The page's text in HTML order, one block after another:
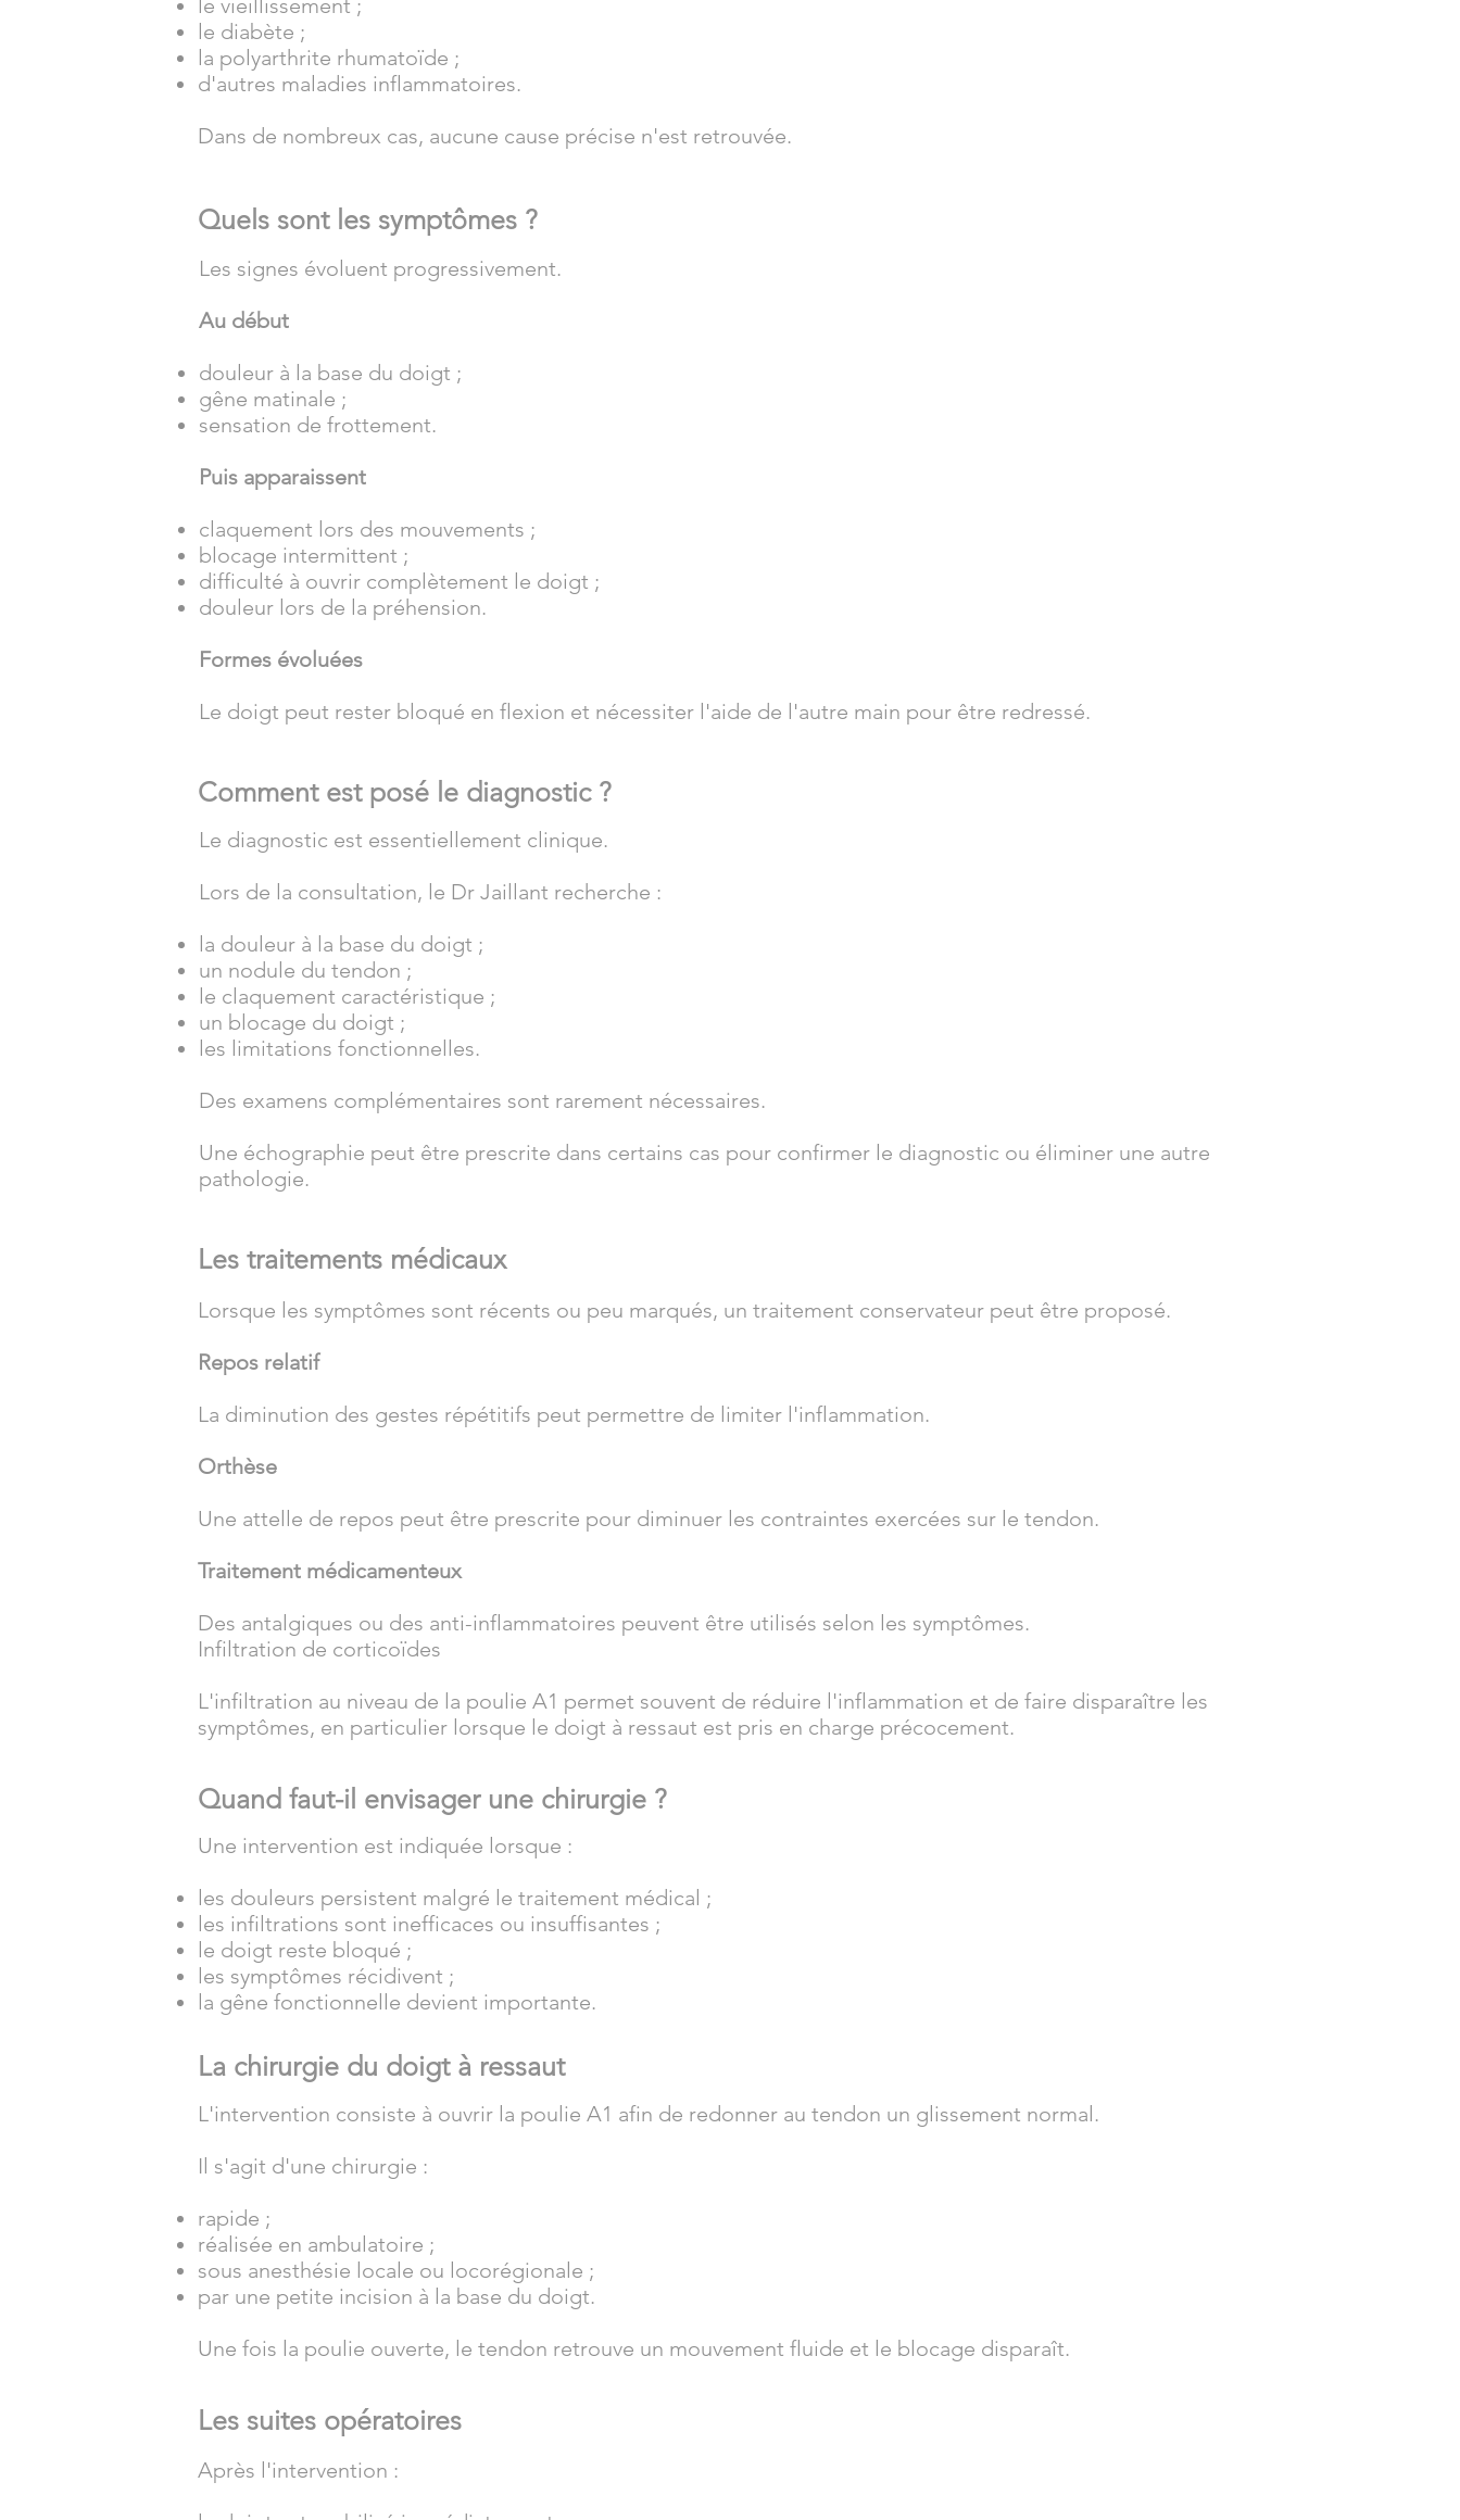
le vieillissement ;
le diabète ;
la polyarthrite rhumatoïde ;
d'autres maladies inflammatoires.
Dans de nombreux cas, aucune cause précise n'est retrouvée.
Quels sont les symptômes ?
Les signes évoluent progressivement.
Au début
douleur à la base du doigt ;
gêne matinale ;
sensation de frottement.
Puis apparaissent
claquement lors des mouvements ;
blocage intermittent ;
difficulté à ouvrir complètement le doigt ;
douleur lors de la préhension.
Formes évoluées
Le doigt peut rester bloqué en flexion et nécessiter l'aide de l'autre main pour être redressé.
Comment est posé le diagnostic ?
Le diagnostic est essentiellement clinique.
Lors de la consultation, le Dr Jaillant recherche :
la douleur à la base du doigt ;
un nodule du tendon ;
le claquement caractéristique ;
un blocage du doigt ;
les limitations fonctionnelles.
Des examens complémentaires sont rarement nécessaires.
Une échographie peut être prescrite dans certains cas pour confirmer le diagnostic ou éliminer une autre
pathologie.
Les traitements médicaux
Lorsque les symptômes sont récents ou peu marqués, un traitement conservateur peut être proposé.
Repos relatif
La diminution des gestes répétitifs peut permettre de limiter l'inflammation.
Orthèse
Une attelle de repos peut être prescrite pour diminuer les contraintes exercées sur le tendon.
Traitement médicamenteux
Des antalgiques ou des anti-inflammatoires peuvent être utilisés selon les symptômes.
Infiltration de corticoïdes
L'infiltration au niveau de la poulie A1 permet souvent de réduire l'inflammation et de faire disparaître les
symptômes, en particulier lorsque le doigt à ressaut est pris en charge précocement.
Quand faut-il envisager une chirurgie ?
Une intervention est indiquée lorsque :
les douleurs persistent malgré le traitement médical ;
les infiltrations sont inefficaces ou insuffisantes ;
le doigt reste bloqué ;
les symptômes récidivent ;
la gêne fonctionnelle devient importante.
La chirurgie du doigt à ressaut
L'intervention consiste à ouvrir la poulie A1 afin de redonner au tendon un glissement normal.
Il s'agit d'une chirurgie :
rapide ;
réalisée en ambulatoire ;
sous anesthésie locale ou locorégionale ;
par une petite incision à la base du doigt.
Une fois la poulie ouverte, le tendon retrouve un mouvement fluide et le blocage disparaît.
Les suites opératoires
Après l'intervention :